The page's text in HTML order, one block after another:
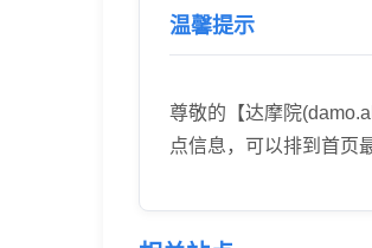
温馨提示
尊敬的【达摩院
点信息，可以排到首页